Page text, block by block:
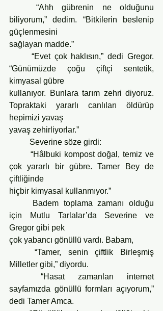
biliyorum,” dedim. “Bitkilerin beslenip
güçlenmesini
sağlayan madde.”
“Günümüzde çoğu çiftçi sentetik,
kimyasal gübre
kullanıyor. Bunlara tarım zehri diyoruz.
Topraktaki yararlı canlıları öldürüp
hepimizi yavaş
yavaş zehirliyorlar.”
	Severine söze girdi:
çok yararlı bir gübre. Tamer Bey de
çiftliğinde
hiçbir kimyasal kullanmıyor.”
için Mutlu Tarlalar’da Severine ve
Gregor gibi pek
çok yabancı gönüllü vardı. Babam,
Milletler gibi,” diyordu.
sayfamızda gönüllü formları açıyorum,”
dedi Tamer Amca.